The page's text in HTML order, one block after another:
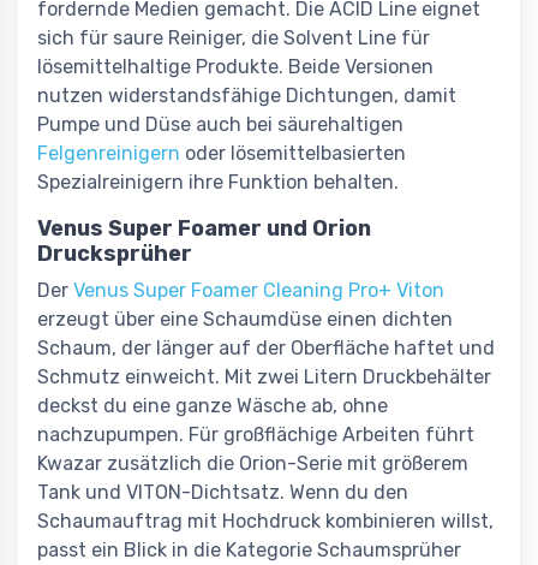
fordernde Medien gemacht. Die ACID Line eignet
sich für saure Reiniger, die Solvent Line für
lösemittelhaltige Produkte. Beide Versionen
nutzen widerstandsfähige Dichtungen, damit
Pumpe und Düse auch bei säurehaltigen
Felgenreinigern oder lösemittelbasierten
Spezialreinigern ihre Funktion behalten.
Venus Super Foamer und Orion
Drucksprüher
Der Venus Super Foamer Cleaning Pro+ Viton
erzeugt über eine Schaumdüse einen dichten
Schaum, der länger auf der Oberfläche haftet und
Schmutz einweicht. Mit zwei Litern Druckbehälter
deckst du eine ganze Wäsche ab, ohne
nachzupumpen. Für großflächige Arbeiten führt
Kwazar zusätzlich die Orion-Serie mit größerem
Tank und VITON-Dichtsatz. Wenn du den
Schaumauftrag mit Hochdruck kombinieren willst,
passt ein Blick in die Kategorie Schaumsprüher